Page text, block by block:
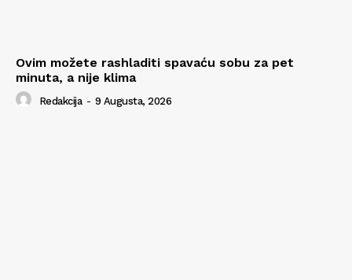
Ovim možete rashladiti spavaću sobu za pet
minuta, a nije klima
Redakcija - 9 Augusta, 2026